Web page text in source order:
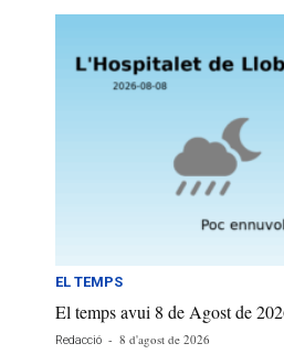
EL TEMPS
El temps avui 8 de Agost de
Redacció - 8 d'agost de 2026